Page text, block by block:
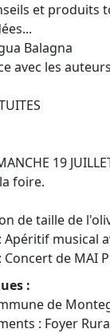
et produits
Balagna
avec les
19
foire.
de taille de
Apéritif musical
Concert de MAI
:
de
: Foyer